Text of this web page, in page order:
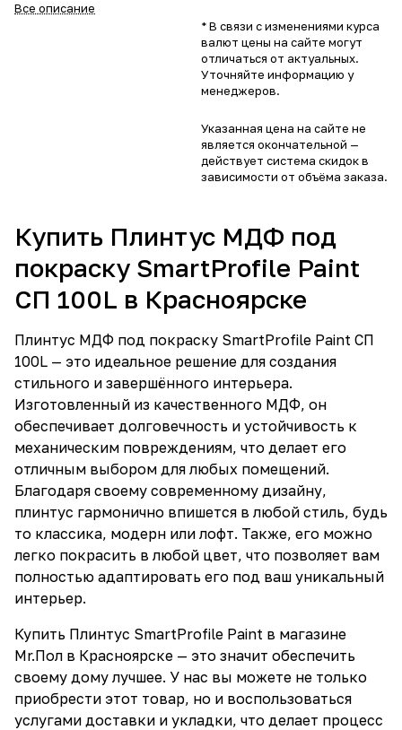
Все описание
* В связи с изменениями курса
валют цены на сайте могут
отличаться от актуальных.
Уточняйте информацию у
менеджеров.
Указанная цена на сайте не
является окончательной —
действует система скидок в
зависимости от объёма заказа.
Купить Плинтус МДФ под
покраску SmartProfile Paint
СП 100L в Красноярске
Плинтус МДФ под покраску SmartProfile Paint СП
100L — это идеальное решение для создания
стильного и завершённого интерьера.
Изготовленный из качественного МДФ, он
обеспечивает долговечность и устойчивость к
механическим повреждениям, что делает его
отличным выбором для любых помещений.
Благодаря своему современному дизайну,
плинтус гармонично впишется в любой стиль, будь
то классика, модерн или лофт. Также, его можно
легко покрасить в любой цвет, что позволяет вам
полностью адаптировать его под ваш уникальный
интерьер.
Купить Плинтус SmartProfile Paint в магазине
Mr.Пол в Красноярске — это значит обеспечить
своему дому лучшее. У нас вы можете не только
приобрести этот товар, но и воспользоваться
услугами доставки и укладки, что делает процесс